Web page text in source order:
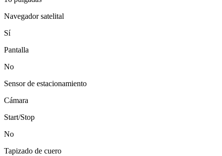
Navegador satelital
Sí
Pantalla
No
Sensor de estacionamiento
Cámara
Start/Stop
No
Tapizado de cuero